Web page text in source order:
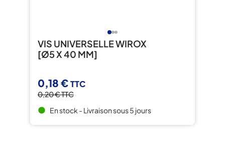
VIS UNIVERSELLE WIROX
[Ø5 X 40 MM]
0,18 €TTC
0,20 €TTC
brightness_1 En stock - Livraison sous 5 jours